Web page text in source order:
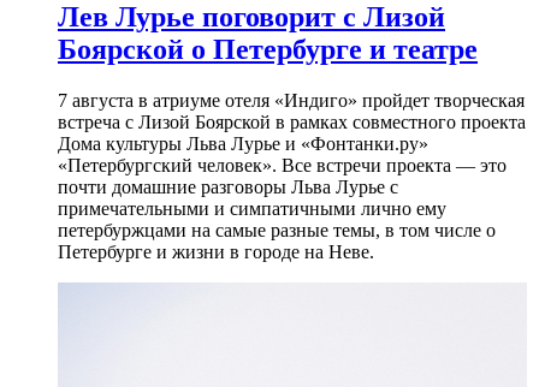
Лев Лурье поговорит с Лизой
Боярской о Петербурге и театре
7 августа в атриуме отеля «Индиго» пройдет творческая
встреча с Лизой Боярской в рамках совместного проекта
Дома культуры Льва Лурье и «Фонтанки.ру»
«Петербургский человек». Все встречи проекта — это
почти домашние разговоры Льва Лурье с
примечательными и симпатичными лично ему
петербуржцами на самые разные темы, в том числе о
Петербурге и жизни в городе на Неве.